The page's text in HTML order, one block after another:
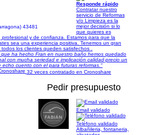
43481
Responde rápido
Contratar nuestro
servicio de Reformas
y/o Limpieza es la
mejor decisión si lo
que quieres es
y de confianza. Estamos para que la
sea una experiencia positiva. Tenemos un gran
los clientes queden satisfechos .
que ha hecho Fran en nuestro baño hemos quedado
con mucha seriedad e implicación calidad-precio un
echo cuento con el para futuras reformas."
32 veces contratado en Cronoshare
Pedir presupuesto
Email validado
Teléfono validado
Albañileria, fontaneria,